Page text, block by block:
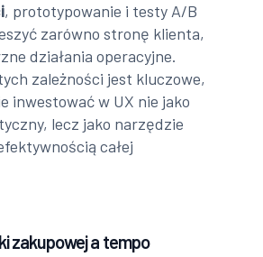
, prototypowanie i testy A/B
zarówno stronę klienta,
działania operacyjne.
zależności jest kluczowe,
inwestować w UX nie jako
lecz jako narzędzie
całej
zakupowej a tempo